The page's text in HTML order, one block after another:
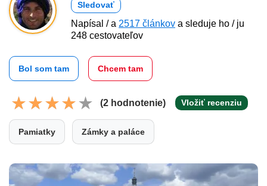
Sledovať
Napísal / a 2517 článkov a sleduje ho / ju
248 cestovateľov
Bol som tam Chcem tam
(2 hodnotenie) Vložiť recenziu
Pamiatky Zámky a paláce